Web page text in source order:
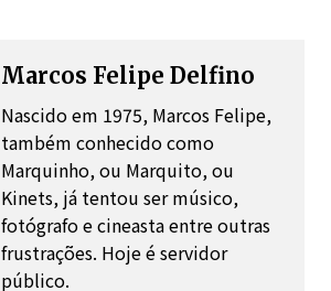
Marcos Felipe Delfino
Nascido em 1975, Marcos Felipe,
também conhecido como
Marquinho, ou Marquito, ou
Kinets, já tentou ser músico,
fotógrafo e cineasta entre outras
frustrações. Hoje é servidor
público.